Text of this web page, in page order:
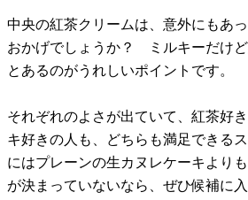
中央の紅茶クリームは、意外にもあ
おかげでしょうか？ ミルキーだけ
とあるのがうれしいポイントです。
それぞれのよさが出ていて、紅茶好
キ好きの人も、どちらも満足できる
にはプレーンの生カヌレケーキより
が決まっていないなら、ぜひ候補に入